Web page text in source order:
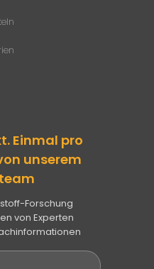
Einmal pro
unserem
Forschung
von Experten